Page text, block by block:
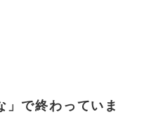
」で終わっていま